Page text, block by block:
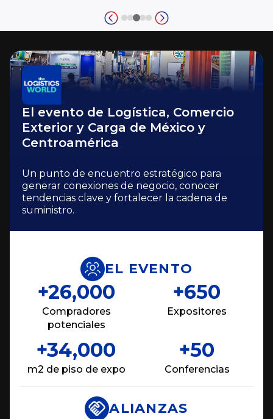
El evento de Logística, Comercio
Exterior y Carga de México y
Centroamérica
Un punto de encuentro estratégico para
generar conexiones de negocio, conocer
tendencias clave y fortalecer la cadena de
suministro.
EL EVENTO
+26,000
Compradores
potenciales
+650
Expositores
+34,000
m2 de piso de expo
+50
Conferencias
ALIANZAS